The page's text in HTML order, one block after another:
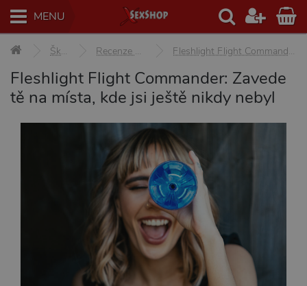
MENU
Škola sexu Recenze erotických pomůcek Fleshlight Flight Commander: Zavede tě na místa, kde jsi ještě nikdy nebyl
Fleshlight Flight Commander: Zavede
tě na místa, kde jsi ještě nikdy nebyl